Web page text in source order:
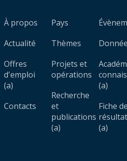
À propos
Actualité
Offres
d'emploi
(a)
Contacts
Pays
Thèmes
Projets et
opérations
Recherche
et
publications
(a)
(a)
Fiche de
(a)